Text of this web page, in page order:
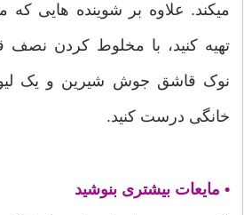
میکند. علاوه بر شوینده هایی که
تهیه کنید، با مخلوط کردن نصف
نوک قاشق جوش شیرین و یک
خانگی درست کنید.
• مایعات بیشتری بنوشید